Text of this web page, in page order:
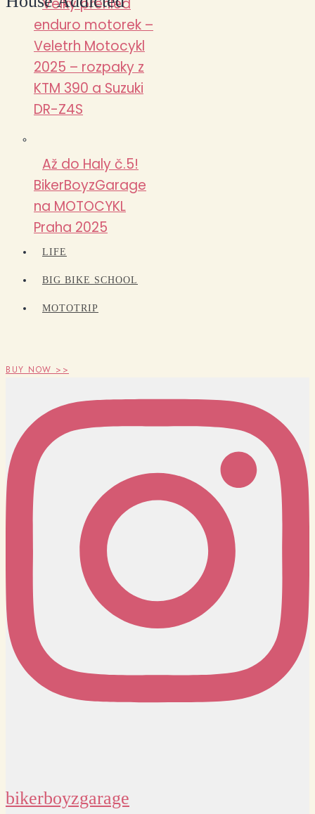
Velký přehled
enduro motorek –
Veletrh Motocykl
2025 – rozpaky z
KTM 390 a Suzuki
DR-Z4S
Až do Haly č.5!
BikerBoyzGarage
na MOTOCYKL
Praha 2025
LIFE
BIG BIKE SCHOOL
MOTOTRIP
BUY NOW >>
bikerboyzgarage